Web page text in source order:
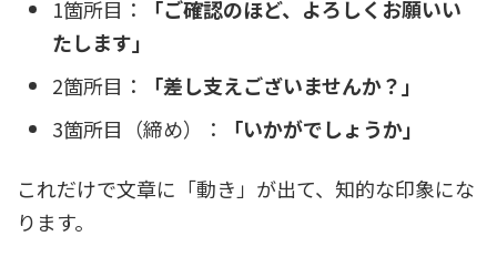
1箇所目：
「ご確認のほど、よろしくお願いい
たします」
2箇所目：
「差し支えございませんか？」
3箇所目（締め）：
「いかがでしょうか」
これだけで文章に「動き」が出て、知的な印象にな
ります。